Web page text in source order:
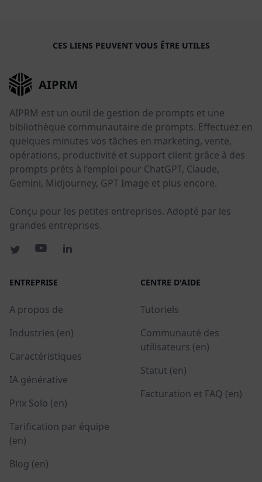
CES LIENS PEUVENT VOUS ÊTRE UTILES
AIPRM
AIPRM est un outil de gestion de prompts et une
bibliothèque communautaire de prompts. Effectuez en
quelques minutes vos tâches en marketing, vente,
opérations, productivité et support client grâce à des
prompts prêts à l’emploi pour ChatGPT, Claude,
Gemini, Midjourney, GPT Image et plus encore.
Conçu pour les petites entreprises. Adopté par les
grandes entreprises.
ENTREPRISE
A propos de
Industries (en)
Caractéristiques
IA générative
Prix Solo (en)
Tarification par équipe
(en)
Blog (en)
CENTRE D'AIDE
Tutoriels
Communauté des
utilisateurs (en)
Statut (en)
Facturation et FAQ (en)